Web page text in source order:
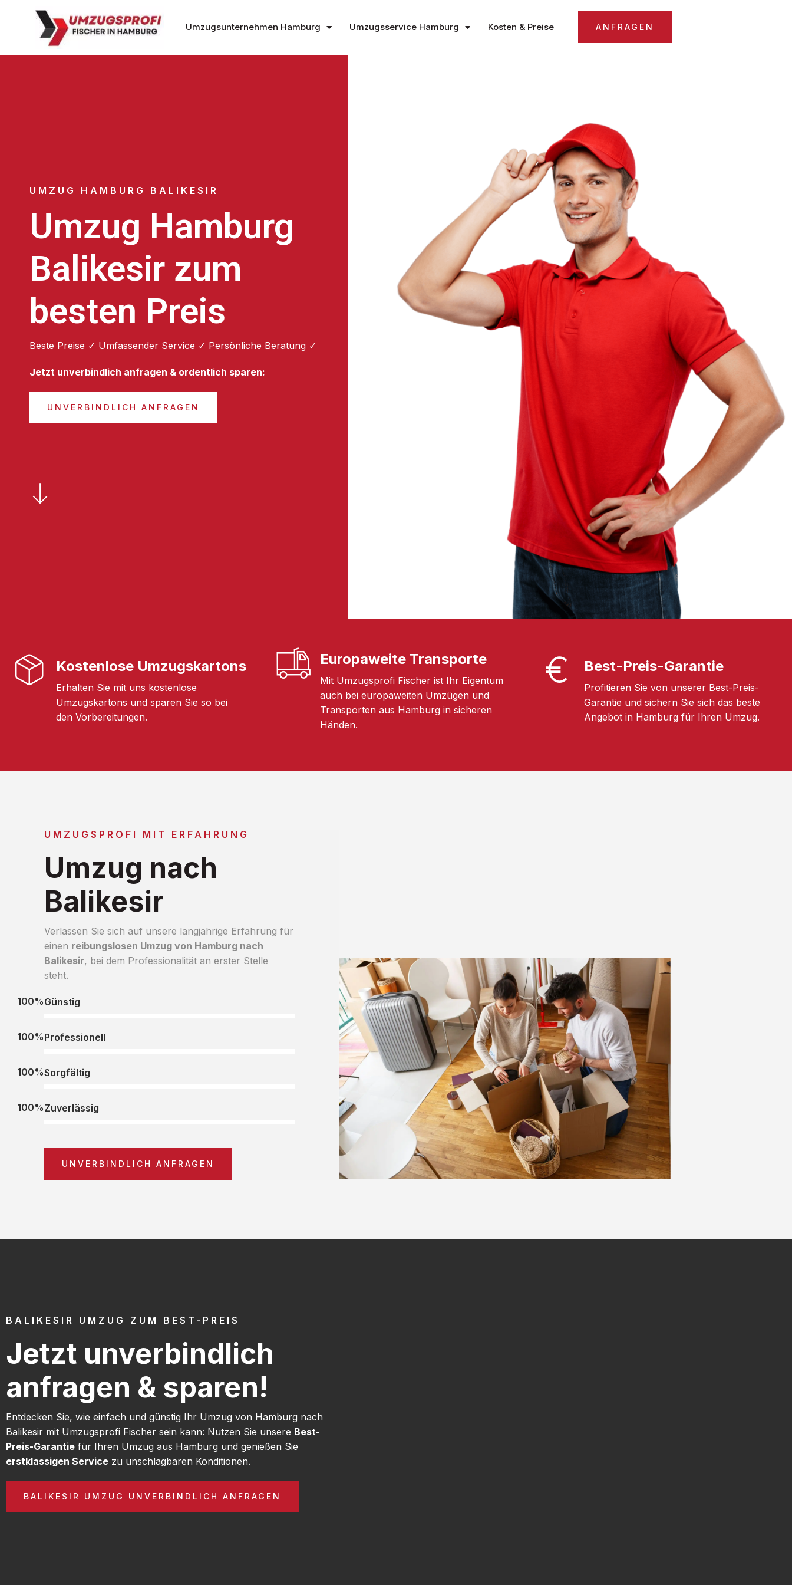
Umzugsunternehmen Hamburg Umzugsservice Hamburg Kosten & Preise ANFRAGEN
UMZUG HAMBURG BALIKESIR
Umzug Hamburg
Balikesir zum
besten Preis
Beste Preise ✓ Umfassender Service ✓ Persönliche Beratung ✓
Jetzt unverbindlich anfragen & ordentlich sparen:
UNVERBINDLICH ANFRAGEN
Kostenlose Umzugskartons
Erhalten Sie mit uns kostenlose
Umzugskartons und sparen Sie so bei
den Vorbereitungen.
Europaweite Transporte
Mit Umzugsprofi Fischer ist Ihr Eigentum
auch bei europaweiten Umzügen und
Transporten aus Hamburg in sicheren
Händen.
Best-Preis-Garantie
Profitieren Sie von unserer Best-Preis-
Garantie und sichern Sie sich das beste
Angebot in Hamburg für Ihren Umzug.
UMZUGSPROFI MIT ERFAHRUNG
Umzug nach
Balikesir
Verlassen Sie sich auf unsere langjährige Erfahrung für
einen reibungslosen Umzug von Hamburg nach
Balikesir, bei dem Professionalität an erster Stelle
steht.
Günstig
100%
Professionell
100%
Sorgfältig
100%
Zuverlässig
100%
UNVERBINDLICH ANFRAGEN
BALIKESIR UMZUG ZUM BEST-PREIS
Jetzt unverbindlich
anfragen & sparen!
Entdecken Sie, wie einfach und günstig Ihr Umzug von Hamburg nach
Balikesir mit Umzugsprofi Fischer sein kann: Nutzen Sie unsere Best-
Preis-Garantie für Ihren Umzug aus Hamburg und genießen Sie
erstklassigen Service zu unschlagbaren Konditionen.
BALIKESIR UMZUG UNVERBINDLICH ANFRAGEN